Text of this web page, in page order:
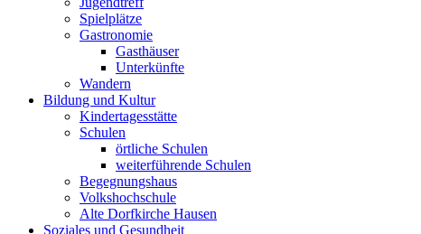
Spielplätze
Gastronomie
Gasthäuser
Unterkünfte
Wandern
Bildung und Kultur
Kindertagesstätte
Schulen
örtliche Schulen
weiterführende Schulen
Begegnungshaus
Volkshochschule
Alte Dorfkirche Hausen
Soziales und Gesundheit